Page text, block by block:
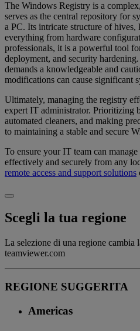
The Windows Registry is a
serves as the central repository for
a PC. Its intricate structure of hives,
everything from hardware
professionals, it is a powerful tool
deployment, and security
demands a knowledgeable and
modifications can cause significant
Ultimately, managing the registry
expert IT administrator. Prioritizing
automated cleaners, and making
to maintaining a stable and secure
To ensure your IT team can
effectively and securely from any
remote access and support solutions
Scegli la tua regione
La selezione di una regione cambia
teamviewer.com
REGIONE SUGGERITA
Americas